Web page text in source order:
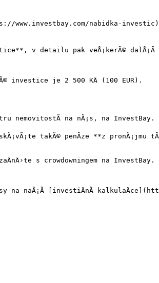
www.investbay.com/nabidka-
v detailu pak veÅ¡kerÃ©
investice je 2 500 KÄ (100 EUR).
nemovitostÃ­ na nÃ¡s, na InvestBay.
takÃ© penÃ­ze **z pronÃ¡jmu
s crowdowningem na
na naÅ¡Ã­ [investiÄnÃ­